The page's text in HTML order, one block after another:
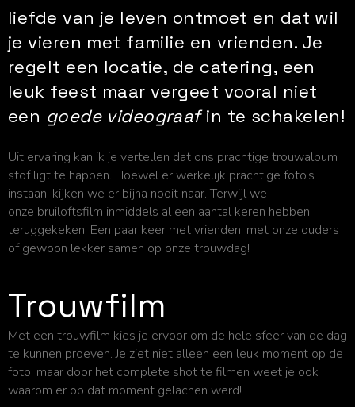
liefde van je leven ontmoet en dat wil
je vieren met familie en vrienden. Je
regelt een locatie, de catering, een
leuk feest maar vergeet vooral niet
een goede videograafin te schakelen!
Uit ervaring kan ik je vertellen dat ons prachtige trouwalbum
stof ligt te happen. Hoewel er werkelijk prachtige foto’s
instaan, kijken we er bijna nooit naar. Terwijl we
onze bruiloftsfilm inmiddels al een aantal keren hebben
teruggekeken. Een paar keer met vrienden, met onze ouders
of gewoon lekker samen op onze trouwdag!
Trouwfilm
Met een trouwfilm kies je ervoor om de hele sfeer van de dag
te kunnen proeven. Je ziet niet alleen een leuk moment op de
foto, maar door het complete shot te filmen weet je ook
waarom er op dat moment gelachen werd!